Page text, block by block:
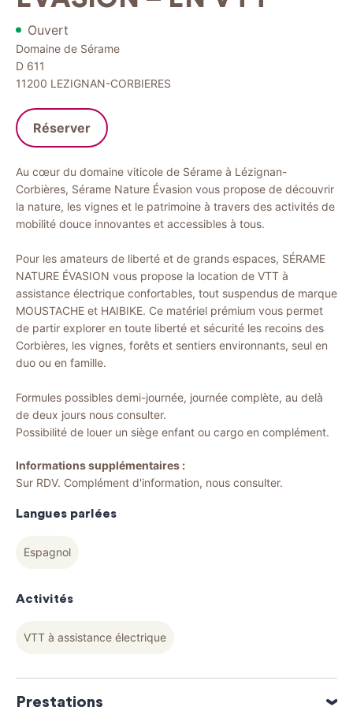
Ouvert
Domaine de Sérame
D 611
11200 LEZIGNAN-CORBIERES
Réserver
Au cœur du domaine viticole de Sérame à Lézignan-
Corbières, Sérame Nature Évasion vous propose de découvrir
la nature, les vignes et le patrimoine à travers des activités de
mobilité douce innovantes et accessibles à tous.
Pour les amateurs de liberté et de grands espaces, SÉRAME
NATURE ÉVASION vous propose la location de VTT à
assistance électrique confortables, tout suspendus de marque
MOUSTACHE et HAIBIKE. Ce matériel prémium vous permet
de partir explorer en toute liberté et sécurité les recoins des
Corbières, les vignes, forêts et sentiers environnants, seul en
duo ou en famille.
Formules possibles demi-journée, journée complète, au delà
de deux jours nous consulter.
Possibilité de louer un siège enfant ou cargo en complément.
Informations supplémentaires :
Sur RDV. Complément d'information, nous consulter.
Langues parlées
Espagnol
Activités
VTT à assistance électrique
Prestations